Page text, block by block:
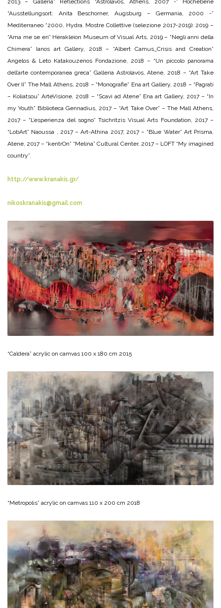
2013 – Galleria” Reflections “Astrolavos, Athens, 2007 -” Hochebene
“Ausstellungsort: Anita Beschorner, Augsburg – Germania, 2000 -”
Mediterraneo “2000, Hydra. Mostre Collettive (selezione 2017-2019): 2019 –
“Ama me se eri” Herakleion Museum of Visual Arts, 2019 – “Negli anni della
Chimera” Ianos art Gallery, 2018 – “Albert Camus_Crisis and Creation”
Angelos & Leto Katakouzenos Fondazione, 2018 – “Un piccolo panorama
dell’arte contemporanea greca” Galleria Astrolavos, Atene, 2018 – “Art Take
Over II” The Mall Athens, 2018 – “Monografie” Ena art Gallery, 2018 – “Pagrati
– Koliatsou” ArteVisione, 2018 – “Scavi ad Atene” Ena art Gallery, 2017 – “In
my Youth” Biblioteca Gennadius, 2017 – “Art Take Over” – The Mall Athens,
2017 – “L’esperienza del sogno” Tsichritzis Visual Arts Foundation, 2017 –
“LobArt” Naoussa , 2017 – Art-Athina 2017, 2017 – “Blue Water” Art Prisma,
Atene, 2017 – “kentrOn” “Melina” Cultural Center, 2017 – LOFT “My imagined
country”.
http://www.kranakis.gr/
nikoskranakis@gmail.com
“Caldera” acrylic on camvas 100 x 180 cm 2015
“Metropolis” acrylic on camvas 110 x 200 cm 2018